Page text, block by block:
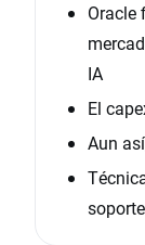
Oracle
IA
El
Aun